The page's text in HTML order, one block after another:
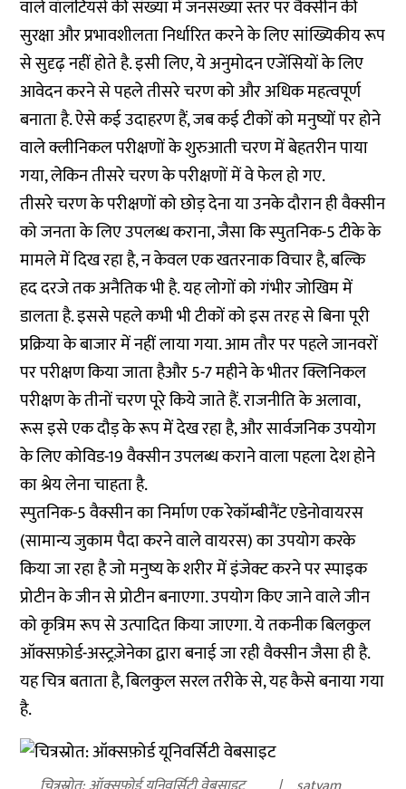
वाले वॉलंटियर्स की संख्या में जनसंख्या स्तर पर वैक्सीन की
सुरक्षा और प्रभावशीलता निर्धारित करने के लिए सांख्यिकीय रूप
से सुदृढ़ नहीं होते है. इसी लिए, ये अनुमोदन एजेंसियों के लिए
आवेदन करने से पहले तीसरे चरण को और अधिक महत्वपूर्ण
बनाता है. ऐसे कई उदाहरण हैं, जब कई टीकों को मनुष्यों पर होने
वाले क्लीनिकल ​​परीक्षणों के शुरुआती चरण में बेहतरीन पाया
गया, लेकिन तीसरे चरण के परीक्षणों में वे फेल हो गए.
तीसरे चरण के परीक्षणों को छोड़ देना या उनके दौरान ही वैक्सीन
को जनता के लिए उपलब्ध कराना, जैसा कि स्पुतनिक-5 टीके के
मामले में दिख रहा है, न केवल एक खतरनाक विचार है, बल्कि
हद दरजे तक अनैतिक भी है. यह लोगों को गंभीर जोखिम में
डालता है. इससे पहले कभी भी टीकों को इस तरह से बिना पूरी
प्रक्रिया के बाजार में नहीं लाया गया. आम तौर पर पहले जानवरों
पर परीक्षण किया जाता हैऔर 5-7 महीने के भीतर क्लिनिकल
परीक्षण के तीनों चरण पूरे किये जाते हैं. राजनीति के अलावा,
रूस इसे एक दौड़ के रूप में देख रहा है, और सार्वजनिक उपयोग
के लिए कोविड-19 वैक्सीन उपलब्ध कराने वाला पहला देश होने
का श्रेय लेना चाहता है.
स्पुतनिक-5 वैक्सीन का निर्माण एक रेकॉम्बीनैंट एडेनोवायरस
(सामान्य जुकाम पैदा करने वाले वायरस) का उपयोग करके
किया जा रहा है जो मनुष्य के शरीर में इंजेक्ट करने पर स्पाइक
प्रोटीन के जीन से प्रोटीन बनाएगा. उपयोग किए जाने वाले जीन
को कृत्रिम रूप से उत्पादित किया जाएगा. ये तकनीक बिलकुल
ऑक्सफ़ोर्ड-अस्ट्रज़ेनेका द्वारा बनाई जा रही वैक्सीन जैसा ही है.
यह चित्र बताता है, बिलकुल सरल तरीके से, यह कैसे बनाया गया
है.